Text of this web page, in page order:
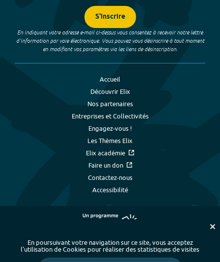
S'inscrire
En indiquant votre adresse e-mail ci-dessus vous consentez à recevoir notre lettre
d’information par voie électronique. Vous pouvez vous désinscrire à tout moment
en modifiant vos paramètres via les liens de désinscription.
Accueil
Découvrir Elix
Nos partenaires
Entreprises et Collectivités
Engagez-vous !
Les Thèmes Elix
Elix académie
Faire un don
Contactez-nous
Accessibilité
Plan du site - Index alphabétique -
En poursuivant votre navigation sur ce site, vous acceptez
l’utilisation de Cookies pour réaliser des statistiques de visites